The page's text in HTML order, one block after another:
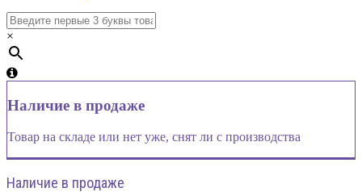
×
Наличие в продаже
Товар на складе или нет уже, снят ли с производства
Наличие в продаже